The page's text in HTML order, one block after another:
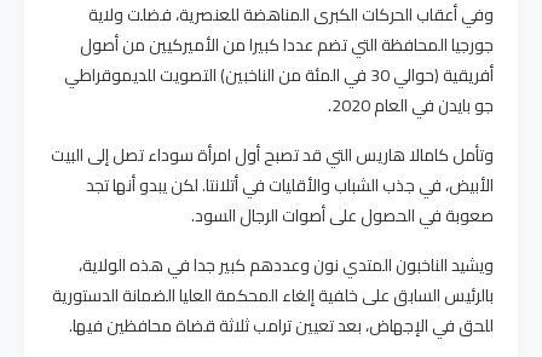
وفي أعقاب الحركات الكبرى المناهضة للعنصرية، فضلت ولاية
جورجيا المحافظة التي تضم عددا كبيرا من الأميركيين من أصول
أفريقية (حوالي 30 في المئة من الناخبين) التصويت للديموقراطي
جو بايدن في العام 2020.
وتأمل كامالا هاريس التي قد تصبح أول امرأة سوداء تصل إلى البيت
الأبيض، في جذب الشباب والأقليات في أتلانتا. لكن يبدو أنها تجد
صعوبة في الحصول على أصوات الرجال السود.
ويشيد الناخبون المتدي نون وعددهم كبير جدا في هذه الولاية،
بالرئيس السابق على خلفية إلغاء المحكمة العليا الضمانة الدستورية
للحق في الإجهاض، بعد تعيين ترامب ثلاثة قضاة محافظين فيها.